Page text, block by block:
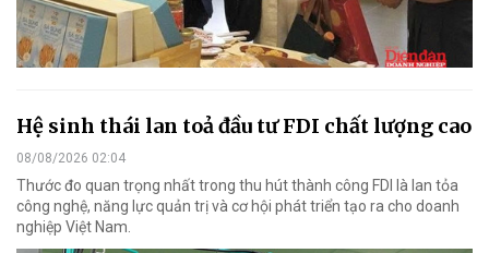
Hệ sinh thái lan toả đầu tư FDI chất lượng cao
08/08/2026 02:04
Thước đo quan trọng nhất trong thu hút thành công FDI là lan tỏa
công nghệ, năng lực quản trị và cơ hội phát triển tạo ra cho doanh
nghiệp Việt Nam.